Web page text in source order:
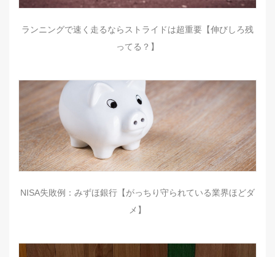
ランニングで速く走るならストライドは超重要【伸びしろ残
ってる？】
NISA失敗例：みずほ銀行【がっちり守られている業界ほどダ
メ】